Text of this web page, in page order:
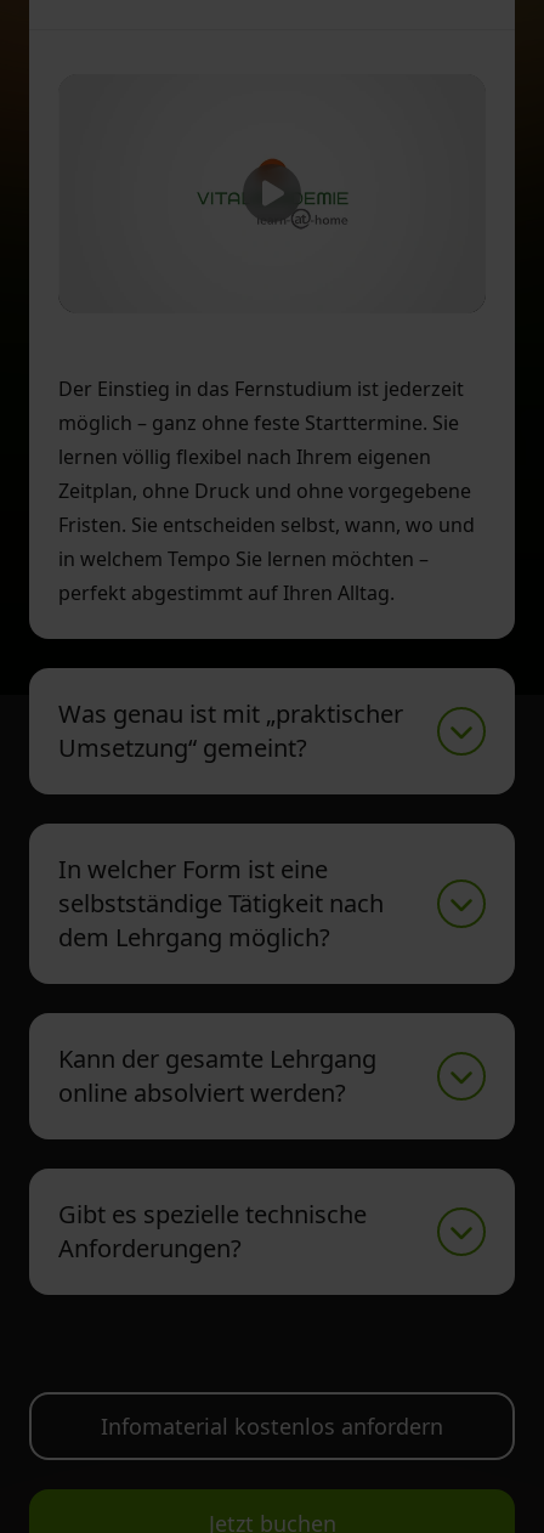
Der Einstieg in das Fernstudium ist jederzeit
möglich – ganz ohne feste Starttermine. Sie
lernen völlig flexibel nach Ihrem eigenen
Zeitplan, ohne Druck und ohne vorgegebene
Fristen. Sie entscheiden selbst, wann, wo und
in welchem Tempo Sie lernen möchten –
perfekt abgestimmt auf Ihren Alltag.
Was genau ist mit „praktischer
Umsetzung“ gemeint?
In welcher Form ist eine
selbstständige Tätigkeit nach
dem Lehrgang möglich?
Kann der gesamte Lehrgang
online absolviert werden?
Gibt es spezielle technische
Anforderungen?
Infomaterial kostenlos anfordern
Jetzt buchen